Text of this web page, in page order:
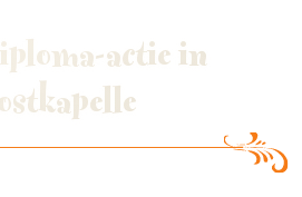
actie in